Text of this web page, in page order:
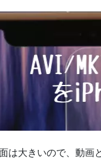
は大きいので、動画